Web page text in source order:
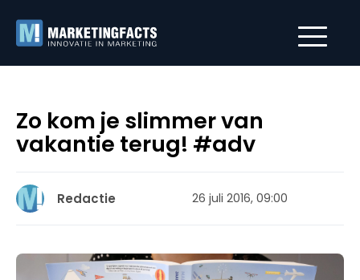
Zo kom je slimmer van
vakantie terug! #adv
Redactie 26 juli 2016, 09:00